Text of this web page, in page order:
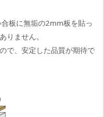
板に無垢の2mm板を貼っ
りません。
で、安定した品質が期待で